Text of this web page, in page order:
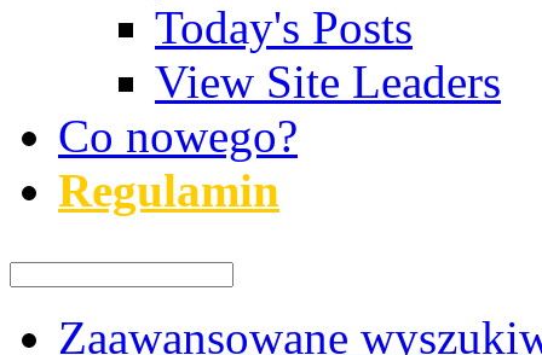
Today's Posts
View Site Leaders
Co nowego?
Regulamin
Zaawansowane